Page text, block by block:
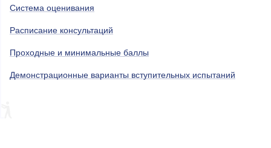
Система оценивания
Расписание консультаций
Проходные и минимальные баллы
Демонстрационные варианты вступительных испытаний